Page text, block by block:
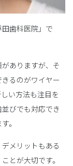
歯科医院」で
ありますが、そ
るのがワイヤー
い方法も注目を
びでも対応でき
。
メリットもある
とが大切です。